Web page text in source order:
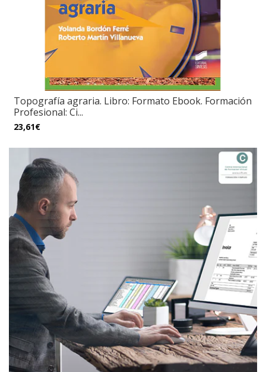
Topografía agraria. Libro: Formato Ebook. Formación
Profesional: Ci...
23,61€